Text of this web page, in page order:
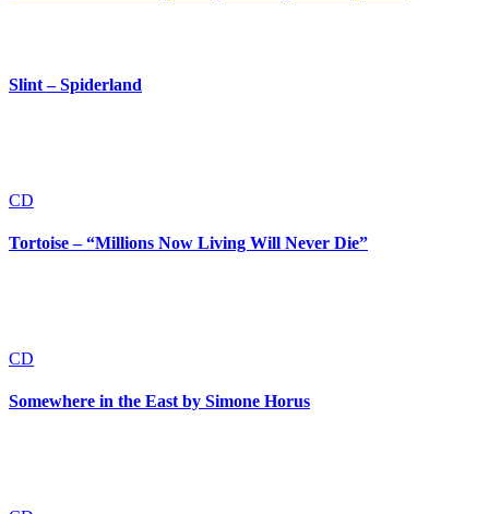
Slint – Spiderland
CD
Tortoise – “Millions Now Living Will Never Die”
CD
Somewhere in the East by Simone Horus